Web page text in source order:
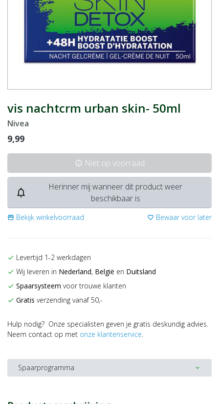
vis nachtcrm urban skin- 50ml
Nivea
9,99
info Niet op voorraad
notifications_none
Herinner mij wanneer dit product weer
beschikbaar is
storefront Bekijk winkelvoorraad favorite_border Bewaar voor later
check Levertijd 1-2 werkdagen
check Wij leveren in Nederland, België en Duitsland
check Spaarsysteem voor trouwe klanten
check Gratis verzending vanaf 50,-
Hulp nodig? Onze specialisten geven je gratis deskundig advies.
Neem contact op met onze klantenservice.
Spaarprogramma expand_more